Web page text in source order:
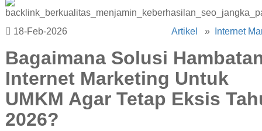
18-Feb-2026 Artikel » Internet
Bagaimana Solusi
Internet Marketing Untuk
UMKM Agar Tetap Eksis
2026?